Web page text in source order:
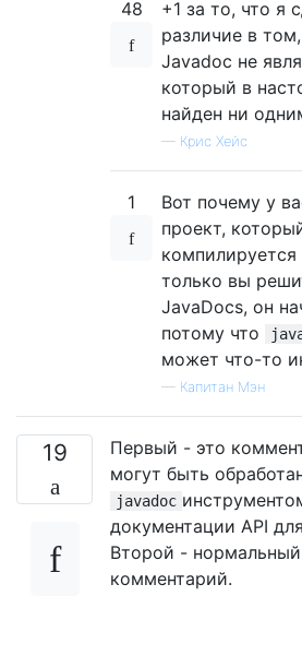
48
+1 за то, что я
различие в
Javadoc не
который в
найден ни
— Крис Хейс
1
Вот почему у
проект,
компилируется
только вы
JavaDocs, он
потому что
может что-то
— Капитан Мэн
19
Первый - это
могут быть
javadoc
документации API
Второй -
комментарий.